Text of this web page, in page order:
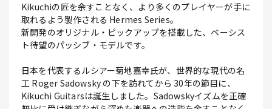
Kikuchiの匠を余すことなく、より多くのプレイヤーが手に
取れるよう製作される Hermes Series。
新開発のオリジナル・ピックアップを搭載した、ベーシス
ト待望のパッシブ・モデルです。
日本を代表するルシアー菊地嘉幸氏が、世界的な現代の名
工 Roger Sadowsky の下を訪れてから 30年の節目に、
Kikuchi Guitarsは誕生しました。Sadowskyイズムを正確